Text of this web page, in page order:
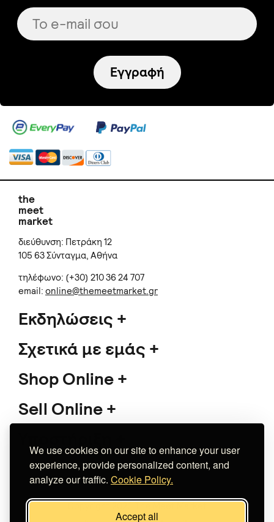
We use cookies on our site to enhance your user
experience, provide personalized content, and
analyze our traffic. Cookie Policy.
Accept all
Εγγραφή
the
meet
market
διεύθυνση: Πετράκη 12
105 63 Σύνταγμα, Αθήνα
τηλέφωνο: (+30) 210 36 24 707
email: online@themeetmarket.gr
Εκδηλώσεις
Σχετικά με εμάς
Shop Online
Sell Online